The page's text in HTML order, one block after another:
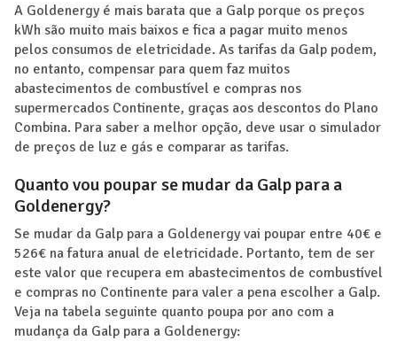
A Goldenergy é mais barata que a Galp porque os preços
kWh são muito mais baixos e fica a pagar muito menos
pelos consumos de eletricidade. As tarifas da Galp podem,
no entanto, compensar para quem faz muitos
abastecimentos de combustível e compras nos
supermercados Continente, graças aos descontos do Plano
Combina. Para saber a melhor opção, deve usar o simulador
de preços de luz e gás e comparar as tarifas.
Quanto vou poupar se mudar da Galp para a
Goldenergy?
Se mudar da Galp para a Goldenergy vai poupar entre 40€ e
526€ na fatura anual de eletricidade. Portanto, tem de ser
este valor que recupera em abastecimentos de combustível
e compras no Continente para valer a pena escolher a Galp.
Veja na tabela seguinte quanto poupa por ano com a
mudança da Galp para a Goldenergy: